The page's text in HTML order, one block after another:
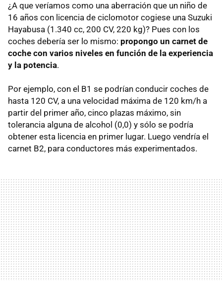
¿A que veríamos como una aberración que un niño de
16 años con licencia de ciclomotor cogiese una Suzuki
Hayabusa (1.340 cc, 200 CV, 220 kg)? Pues con los
coches debería ser lo mismo: propongo un carnet de
coche con varios niveles en función de la experiencia
y la potencia.
Por ejemplo, con el B1 se podrían conducir coches de
hasta 120 CV, a una velocidad máxima de 120 km/h a
partir del primer año, cinco plazas máximo, sin
tolerancia alguna de alcohol (0,0) y sólo se podría
obtener esta licencia en primer lugar. Luego vendría el
carnet B2, para conductores más experimentados.